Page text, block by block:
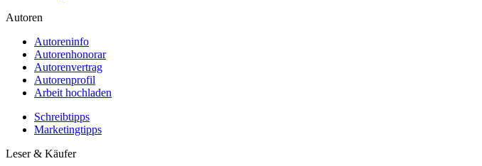
Autoren
Autoreninfo
Autorenhonorar
Autorenvertrag
Autorenprofil
Arbeit hochladen
Schreibtipps
Marketingtipps
Leser & Käufer